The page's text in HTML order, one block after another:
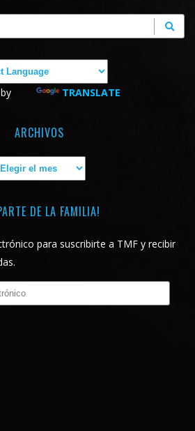
TRANSLATE
ARCHIVOS
DE LA FAMILIA!
para suscribirte a TMF y recibir